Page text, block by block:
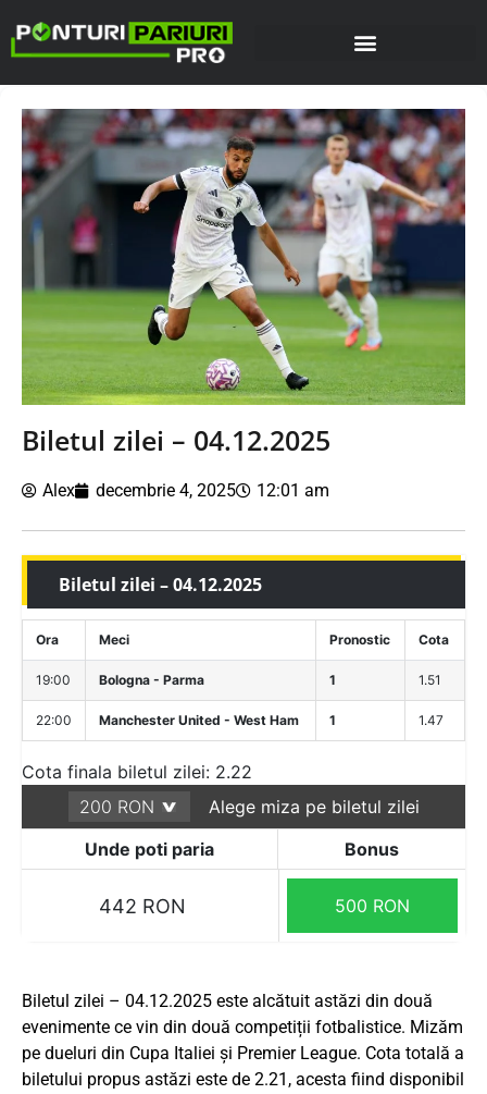
Biletul zilei – 04.12.2025
Alex decembrie 4, 2025 12:01 am
Biletul zilei – 04.12.2025
Ora Meci Pronostic Cota
19:00 Bologna - Parma 1 1.51
22:00 Manchester United - West Ham 1 1.47
Cota finala biletul zilei: 2.22
Alege miza pe biletul zilei
Unde poti paria
Bonus
442 RON 500 RON
Biletul zilei – 04.12.2025 este alcătuit astăzi din două
evenimente ce vin din două competiții fotbalistice. Mizăm
pe dueluri din Cupa Italiei și Premier League. Cota totală a
biletului propus astăzi este de 2.21, acesta fiind disponibil